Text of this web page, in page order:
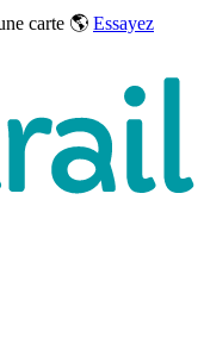
carte 🌎 Essayez